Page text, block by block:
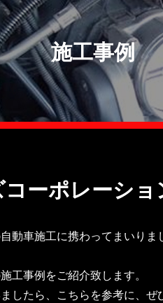
施工事例
ーポレーショ
動車施工に携わってまいりま
工事例をご紹介致します。
したら、こちらを参考に、